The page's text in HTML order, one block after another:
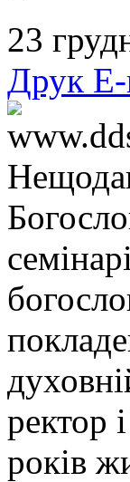
23
Друк
ректор
років